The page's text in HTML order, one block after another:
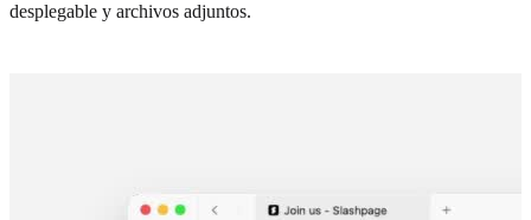
desplegable y archivos adjuntos.